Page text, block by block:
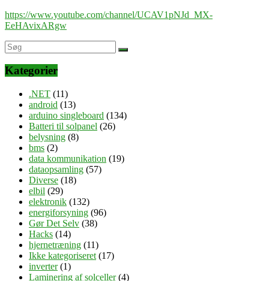
https://www.youtube.com/channel/UCAV1pNJd_MX-
EeHAvixARgw
Kategorier
.NET (11)
android (13)
arduino singleboard (134)
Batteri til solpanel (26)
belysning (8)
bms (2)
data kommunikation (19)
dataopsamling (57)
Diverse (18)
elbil (29)
elektronik (132)
energiforsyning (96)
Gør Det Selv (38)
Hacks (14)
hjernetræning (11)
Ikke kategoriseret (17)
inverter(1)
Laminering af solceller(4)